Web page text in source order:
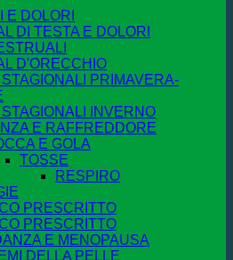
E DOLORI
DI TESTA E DOLORI
D'ORECCHIO
PRIMAVERA-
INVERNO
E RAFFREDDORE
E GOLA
TOSSE
RESPIRO
PRESCRITTO
PRESCRITTO
E MENOPAUSA
DELLA PELLE